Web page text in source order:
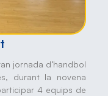
jornada d’handbol
durant la novena
4 equips de